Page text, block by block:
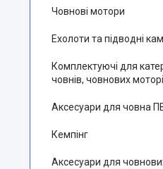
Човнові мотори
Ехолоти та підводні
Комплектуючі для
човнів, човнових
Аксесуари для човна
Кемпінг
Аксесуари для